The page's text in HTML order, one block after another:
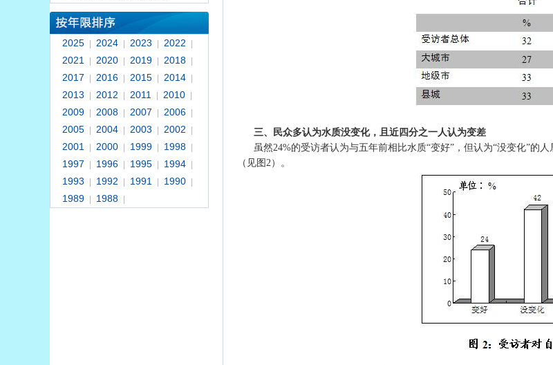
2025 2024 2023 2022
2021 2020 2019 2018
2017 2016 2015 2014
2013 2012 2011 2010
2009 2008 2007 2006
2005 2004 2003 2002
2001 2000 1999 1998
1997 1996 1995 1994
1993 1992 1991 1990
1989 1988
三、民众多认为水质没变化，且近四分之一人认为变差
虽然24%的受访者认为与五年前相比水质“变好”，但认为“没变化”的
（见图2）。